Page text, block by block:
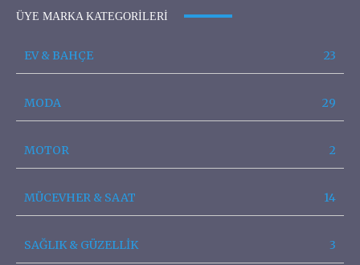
ÜYE MARKA KATEGORILERI
EV & BAHÇE 23
MODA 29
MOTOR 2
MÜCEVHER & SAAT 14
SAĞLIK & GÜZELLİK 3